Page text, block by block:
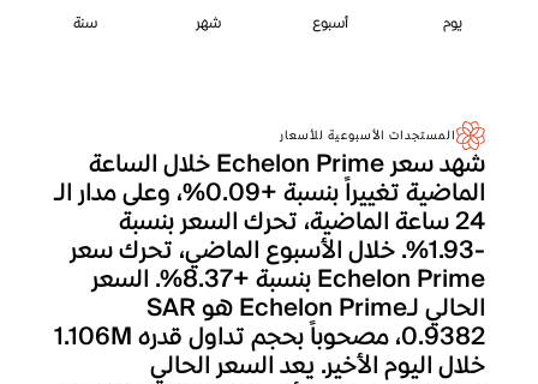
يوم أسبوع شهر سنة
المستجدات الأسبوعية للأسعار
شهد سعر Echelon Prime خلال الساعة
الماضية تغييراً بنسبة +0.09%، وعلى مدار الـ
24 ساعة الماضية، تحرك السعر بنسبة
-1.93%. خلال الأسبوع الماضي، تحرك سعر
Echelon Prime بنسبة +8.37%. السعر
الحالي لـEchelon Prime هو SAR
0.9382، مصحوباً بحجم تداول قدره 1.106M
خلال اليوم الأخير. يعد السعر الحالي